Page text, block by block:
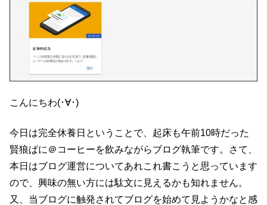
こんにちわ(･∀･)
今日は完全休養日ということで、起床も午前10時だった
賢狼ぱに＠コーヒーを飲みながらブログ執筆です。さて、
本日はブログ運営についてあれこれ書こうと思っています
ので、興味の無い方には駄文に見えるかも知れません。
又、当ブログに触発されてブログを始めて見ようかなと感